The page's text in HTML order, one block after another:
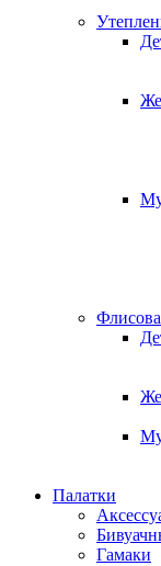
Палатки
Гамаки